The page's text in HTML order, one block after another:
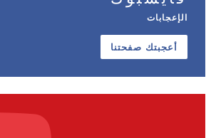
الإعجابات
أعجبتك صفحتنا